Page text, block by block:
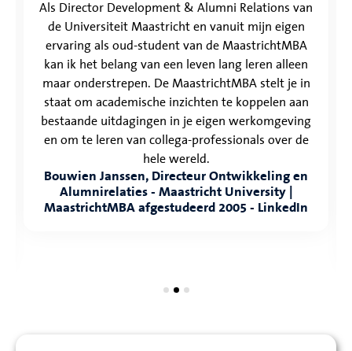
Als Director Development & Alumni Relations van
de Universiteit Maastricht en vanuit mijn eigen
ervaring als oud-student van de MaastrichtMBA
kan ik het belang van een leven lang leren alleen
maar onderstrepen. De MaastrichtMBA stelt je in
staat om academische inzichten te koppelen aan
bestaande uitdagingen in je eigen werkomgeving
en om te leren van collega-professionals over de
hele wereld.
Bouwien Janssen, Directeur Ontwikkeling en
Alumnirelaties - Maastricht University |
MaastrichtMBA afgestudeerd 2005 - LinkedIn